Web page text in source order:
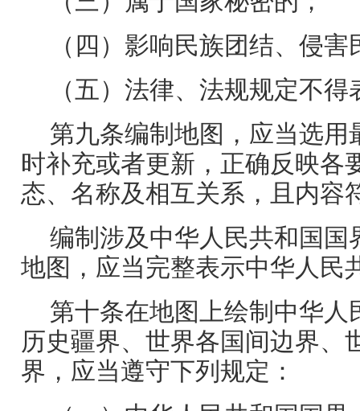
（四）影响民族团结、侵
（五）法律、法规规定不
第九条编制地图，应当选用
时补充或者更新，正确反映各
态、名称及相互关系，且内容
编制涉及中华人民共和国国
地图，应当完整表示中华人民
第十条在地图上绘制中华人
历史疆界、世界各国间边界、
界，应当遵守下列规定：